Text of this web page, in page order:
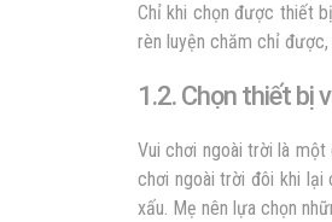
Chỉ khi chọn được thiết
rèn luyện chăm chỉ
1.2. Chọn thiết bị
Vui chơi ngoài trời là một
chơi ngoài trời đôi khi
xấu. Mẹ nên lựa chọn